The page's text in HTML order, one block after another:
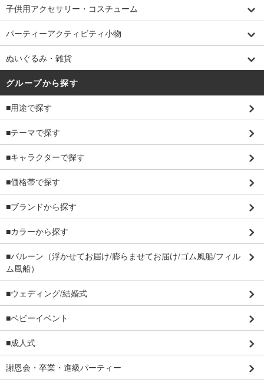
子供用アクセサリー・コスチューム
パーティーアクティビティ小物
ぬいぐるみ・雑貨
グループから探す
■用途で探す
■テーマで探す
■キャラクターで探す
■価格帯で探す
■ブランドから探す
■カラーから探す
■バルーン（浮かせてお届け/膨らませてお届け/ゴム風船/フィル
ム風船）
■ウェディング/結婚式
■ベビーイベント
■成人式
謝恩会・卒業・進級パーティー